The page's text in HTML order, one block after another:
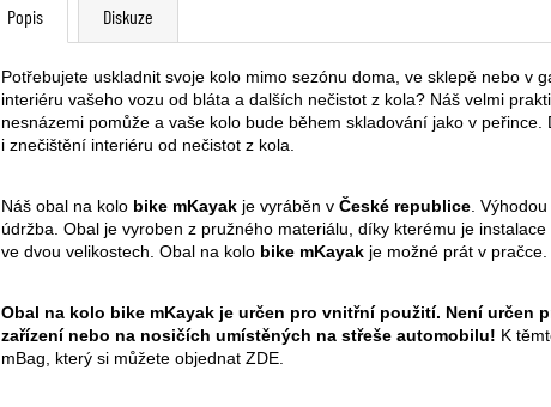
Popis Diskuze
Potřebujete uskladnit svoje kolo mimo sezónu doma, ve sklepě nebo v
interiéru vašeho vozu od bláta a dalších nečistot z kola? Náš velmi
nesnázemi pomůže a vaše kolo bude během skladování jako v peřince.
i znečištění interiéru od nečistot z kola.
Náš obal na kolo bike mKayak je vyráběn v České republice.
údržba. Obal je vyroben z pružného materiálu, díky kterému je
ve dvou velikostech. Obal na kolo bike mKayak je možné prát v pračce.
Obal na kolo bike mKayak je určen pro vnitřní použití. Není určen
zařízení nebo na nosičích umístěných na střeše automobilu! K
mBag, který si můžete objednat ZDE.